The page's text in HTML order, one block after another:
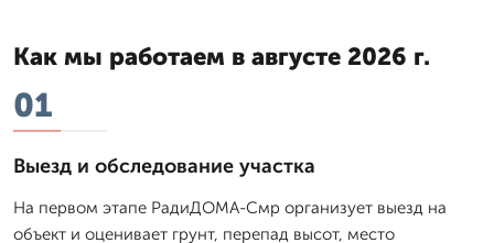
Как мы работаем в августе 2026 г.
01
Выезд и обследование участка
На первом этапе РадиДОМА-Смр организует выезд на
объект и оценивает грунт, перепад высот, место